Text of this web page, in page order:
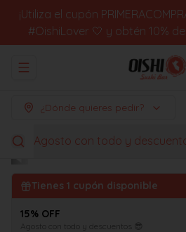
¡Utiliza el cupón
#OishiLover 🤍 y obtén 10%
Abrir menu de navegación
¿Dónde quieres pedir?
Agosto con todo y
Tienes 1 cupón disponible
15% OFF
Agosto con todo y descuentos 😎